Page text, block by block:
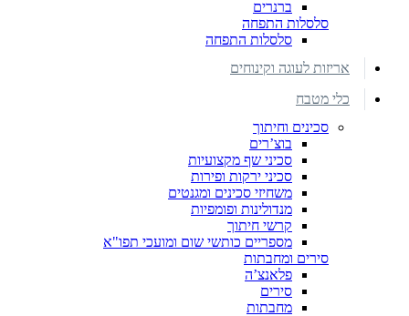
ברנרים
סלסלות התפחה
סלסלות התפחה
אריזות לעוגה וקינוחים
כלי מטבח
סכינים וחיתוך
בוצ’רים
סכיני שף מקצועיות
סכיני ירקות ופירות
משחיזי סכינים ומגנטים
מנדולינות ופומפיות
קרשי חיתוך
מספריים כותשי שום ומועכי תפו"א
סירים ומחבתות
פלאנצ’ה
סירים
מחבתות